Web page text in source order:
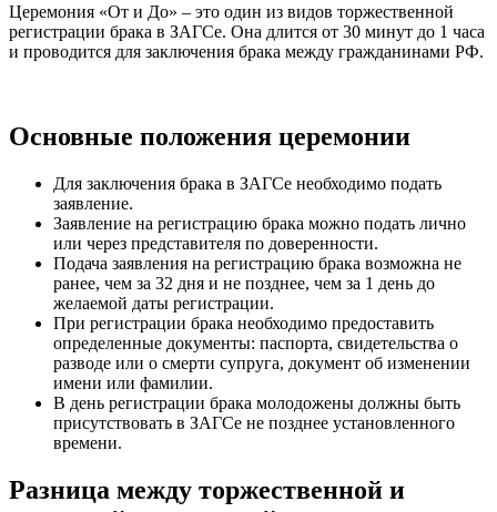
Церемония «От и До» – это один из видов торжественной
регистрации брака в ЗАГСе. Она длится от 30 минут до 1 часа
и проводится для заключения брака между гражданинами РФ.
Основные положения церемонии
Для заключения брака в ЗАГСе необходимо подать
заявление.
Заявление на регистрацию брака можно подать лично
или через представителя по доверенности.
Подача заявления на регистрацию брака возможна не
ранее, чем за 32 дня и не позднее, чем за 1 день до
желаемой даты регистрации.
При регистрации брака необходимо предоставить
определенные документы: паспорта, свидетельства о
разводе или о смерти супруга, документ об изменении
имени или фамилии.
В день регистрации брака молодожены должны быть
присутствовать в ЗАГСе не позднее установленного
времени.
Разница между торжественной и